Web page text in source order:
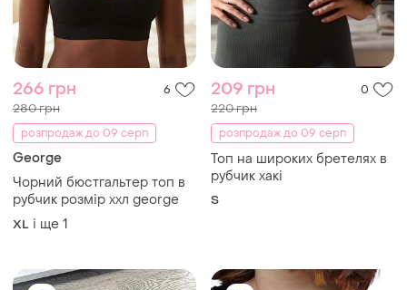
266 грн 6
280 грн
розпродаж до 09 серп
George
Чорний бюстгальтер топ в
рубчик розмір ххл george
XL і ще 1
209 грн 0
220 грн
розпродаж до 09 серп
Топ на широких бретелях в
рубчик хакі
S